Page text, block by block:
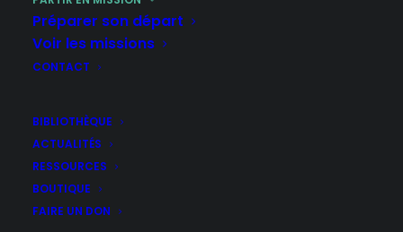
Préparer son départ
Voir les missions
CONTACT
BIBLIOTHÈQUE
ACTUALITÉS
RESSOURCES
BOUTIQUE
FAIRE UN DON
qui permettent de renforcer les liens entre
Églises et de donner un visage concret à l’Église
universelle. Ces envois sont avant tout des
échanges fraternels, dépassant les relations
institutionnelles pour tisser des liens durables